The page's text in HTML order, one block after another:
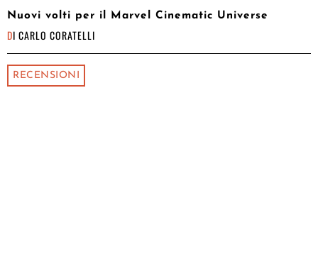
Nuovi volti per il Marvel Cinematic Universe
DI CARLO CORATELLI
RECENSIONI